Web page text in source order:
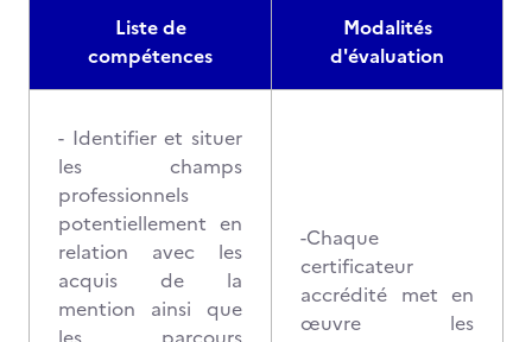
Liste de
compétences
Modalités
d'évaluation
- Identifier et situer
les champs
professionnels
potentiellement en
relation avec les
acquis de la
mention ainsi que
-Chaque
certificateur
accrédité met en
œuvre les